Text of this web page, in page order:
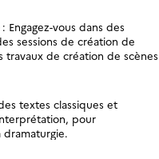
Engagez-vous dans des
sessions de création de
travaux de création de scènes
textes classiques et
pour